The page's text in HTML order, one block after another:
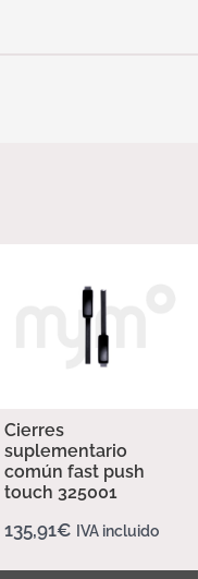
Cierres
suplementario
común fast push
touch 325001
135,91€ IVA incluido